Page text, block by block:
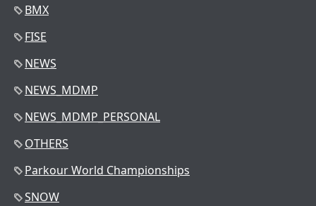
BMX
FISE
NEWS
NEWS_MDMP
NEWS_MDMP_PERSONAL
OTHERS
Parkour World Championships
SNOW